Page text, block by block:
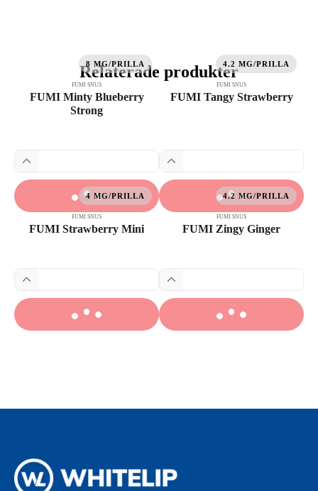
Relaterade produkter
8 MG/PRILLA
FUMI SNUS
FUMI Minty Blueberry
Strong
4.2 MG/PRILLA
FUMI SNUS
FUMI Tangy Strawberry
4 MG/PRILLA
FUMI SNUS
FUMI Strawberry Mini
4.2 MG/PRILLA
FUMI SNUS
FUMI Zingy Ginger